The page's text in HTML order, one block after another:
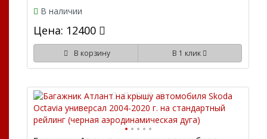
В наличии
Цена: 12400
В корзину В 1 клик